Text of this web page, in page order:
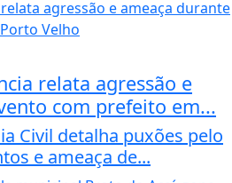
relata agressão e
com prefeito em...
Civil detalha puxões pelo
e ameaça de...